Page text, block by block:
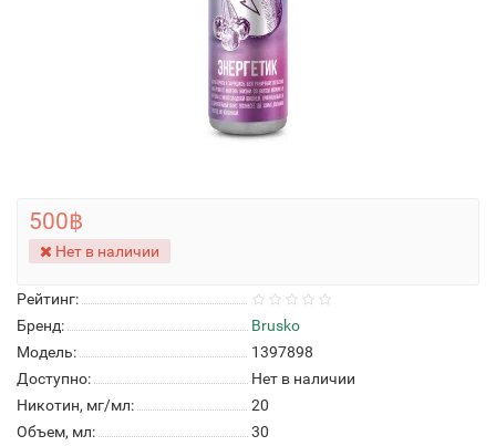
Рейтинг:
Бренд:
Brusko
Модель:
1397898
Доступно:
Нет в наличии
Никотин, мг/мл:
20
Объем, мл:
30
500฿
Нет в наличии